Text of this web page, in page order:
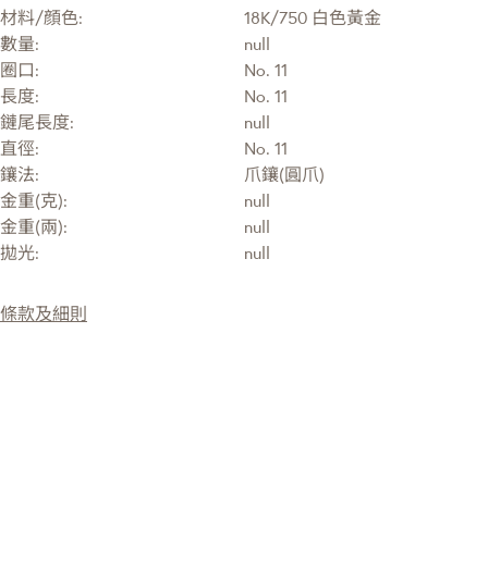
材料/顔色:
18K/750 白色黃金
數量:
null
圈口:
No. 11
長度:
No. 11
鏈尾長度:
null
直徑:
No. 11
鑲法:
爪鑲(圓爪)
金重(克):
null
金重(兩):
null
拋光:
null
條款及細則